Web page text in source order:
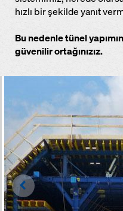
hızlı bir şekilde yanıt
Bu nedenle tünel
güvenilir ortağınızız.
Left